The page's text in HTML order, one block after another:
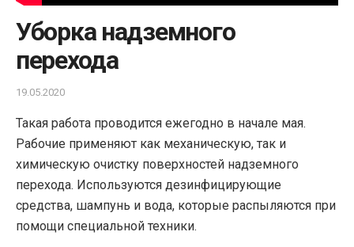
Уборка надземного
перехода
19.05.2020
Такая работа проводится ежегодно в начале мая.
Рабочие применяют как механическую, так и
химическую очистку поверхностей надземного
перехода. Используются дезинфицирующие
средства, шампунь и вода, которые распыляются при
помощи специальной техники.